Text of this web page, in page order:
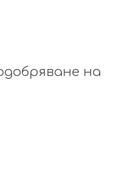
на